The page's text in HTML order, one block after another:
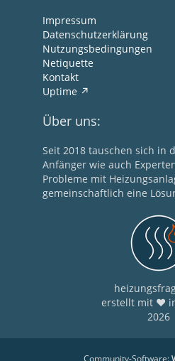
Impressum
Datenschutzerklärung
Nutzungsbedingungen
Netiquette
Kontakt
Uptime
Über uns:
Seit 2018 tauschen sich in
Anfänger wie auch
Probleme mit
gemeinschaftlich eine
erstellt mit ❤
2026
Community-Software: